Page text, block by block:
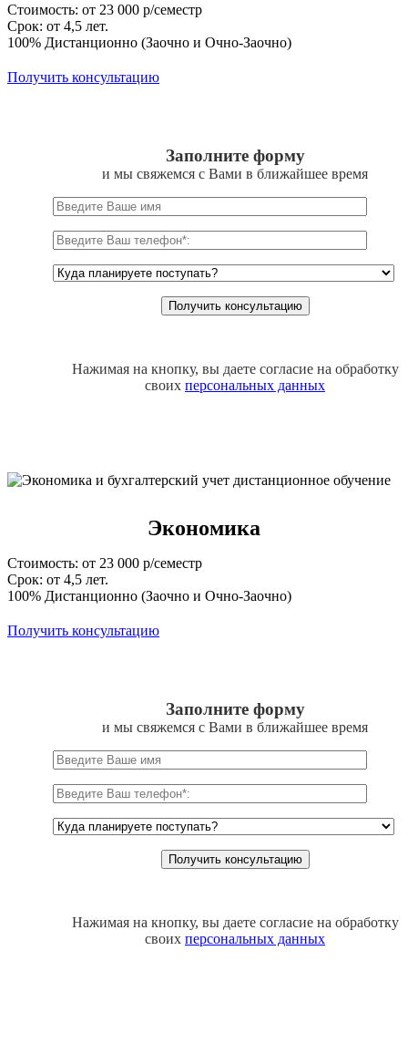
Стоимость: от 23 000 р/семестр
Срок: от 4,5 лет.
100% Дистанционно (Заочно и Очно-Заочно)
Получить консультацию
Заполните форму
и мы свяжемся с Вами в ближайшее время
Нажимая на кнопку, вы даете согласие на обработку
своих персональных данных
Экономика
Стоимость: от 23 000 р/семестр
Срок: от 4,5 лет.
100% Дистанционно (Заочно и Очно-Заочно)
Получить консультацию
Заполните форму
и мы свяжемся с Вами в ближайшее время
Нажимая на кнопку, вы даете согласие на обработку
своих персональных данных